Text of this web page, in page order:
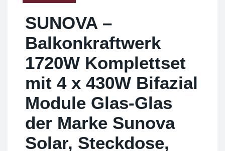
SUNOVA –
Balkonkraftwerk
1720W Komplettset
mit 4 x 430W Bifazial
Module Glas-Glas
der Marke Sunova
Solar, Steckdose,